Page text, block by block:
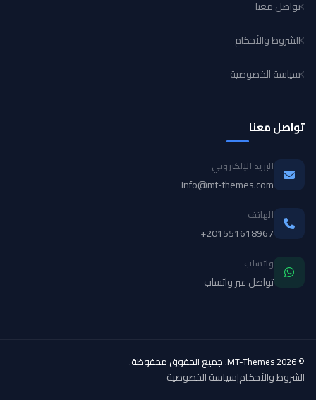
تواصل معنا
الشروط والأحكام
سياسة الخصوصية
تواصل معنا
البريد الإلكتروني
info@mt-themes.com
الهاتف
+201551618967
واتساب
تواصل عبر واتساب
© 2026 MT-Themes. جميع الحقوق محفوظة.
الشروط والأحكام|سياسة الخصوصية